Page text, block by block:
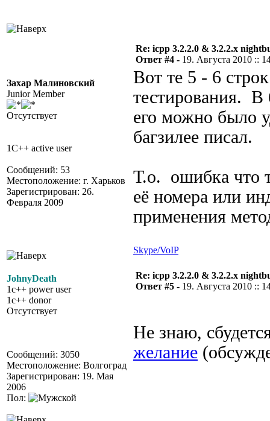
Захар Малиновский
Junior Member
Отсутствует
1C++ active user
Сообщений: 53
Местоположение: г. Харьков
Зарегистрирован: 26.
Февраля 2009
Re: icpp 3.2.2.0 & 3.2.2.x
Ответ #4 - 19. Августа 2010 ::
Вот те 5 - 6
тестирования. В
его можно было
багзилее писал.
Т.о. ошибка что
её номера или
применения
Skype/VoIP
JohnyDeath
1c++ power user
1c++ donor
Отсутствует
Сообщений: 3050
Местоположение: Волгоград
Зарегистрирован: 19. Мая
2006
Пол:
Re: icpp 3.2.2.0 & 3.2.2.x
Ответ #5 - 19. Августа 2010 ::
Не знаю,
желание